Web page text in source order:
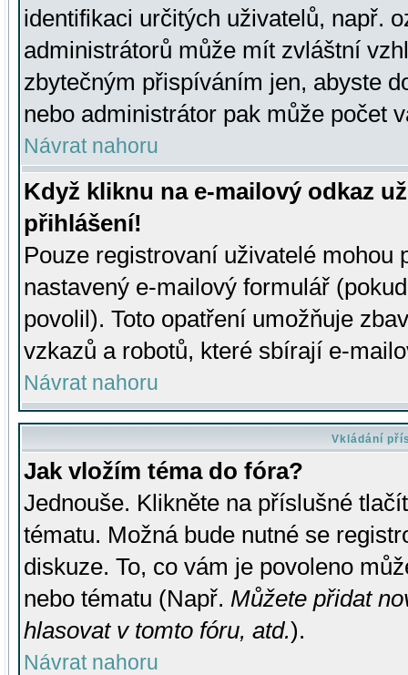
identifikaci určitých uživatelů, např.
administrátorů může mít zvláštní
zbytečným přispíváním jen, abyste
nebo administrátor pak může počet
Návrat nahoru
Když kliknu na e-mailový odkaz
přihlášení!
Pouze registrovaní uživatelé mohou
nastavený e-mailový formulář
povolil). Toto opatření umožňuje
vzkazů a robotů, které sbírají e-
Návrat nahoru
Vkládání
Jak vložím téma do fóra?
Jednouše. Klikněte na příslušné
tématu. Možná bude nutné se
diskuze. To, co vám je povoleno
nebo tématu (Např. Můžete přidat
hlasovat v tomto fóru, atd.).
Návrat nahoru